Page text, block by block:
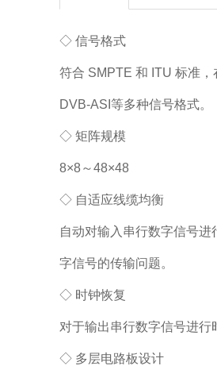
◇ 信号格式
符合 SMPTE 和 ITU 标准
DVB-ASI等多种信号格式。
◇ 矩阵规模
8×8～48×48
◇ 自适应线缆均衡
自动对输入串行数字信号
字信号的传输问题。
◇ 时钟恢复
对于输出串行数字信号进行
◇ 多层电路板设计